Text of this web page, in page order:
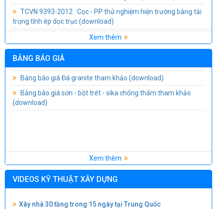
trọng tĩnh ép dọc trục(download)
TCVN 9394-2012 : Đóng và ép cọc - Thi công và nghiệm thu
(download)
TCVN 9395-2012 : Cọc khoan nhồi - Thi công và nghiệm thu
(download)
TCVN 3907-2011 : Trường mầm non - Yêu cầu thiết kế
(download)
TCVN 8793-2011 : Trường tiểu học - Yêu cầu thiết kế
(download)
chuẩn thiết kế(download)
TCVN 9386:2012 THIẾT KẾ CÔNG TRÌNH CHỊU ĐỘNG ĐẤT
(download)
Xem thêm
BẢNG BÁO GIÁ
Giá vật liệu xây dựng tháng 7 năm 2025 trên địa bàn tỉnh
Đồng Tháp(download)
Bảng báo giá Đá granite tham khảo
Bảng báo giá sơn - bột trét - sika chống thấm tham khảo
(download)
Xem thêm
VIDEOS KỸ THUẬT XÂY DỰNG
Đây là cách người ta chống động đất cho các tòa Nhà chọc
trời
Xây nhà 30 tầng trong 15 ngày tại Trung Quốc
Cần trục tháp "TỰ LEO" hàng trăm mét ntn? Cận cảnh quá